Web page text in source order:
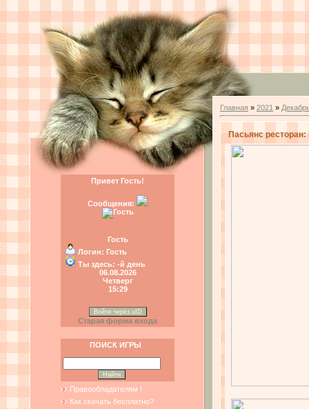
Привет Гость!
Сообщения:
Гость
Логин: Гость
Ты здесь: -й день
06.08.2026
Четверг
15:29
Войти через uID
Старая форма входа
ПОИСК ИГРЫ
Правообладателям !
Как скачать бесплатно?
Главная » 2021 »
Пасьянс